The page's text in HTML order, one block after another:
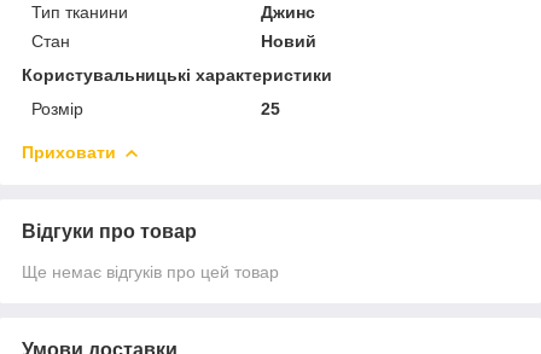
Тип тканини
Джинс
Стан
Новий
Користувальницькі характеристики
Розмір
25
Приховати
Відгуки про товар
Ще немає відгуків про цей товар
Умови доставки